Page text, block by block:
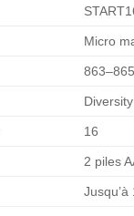
Micro
16
2 piles